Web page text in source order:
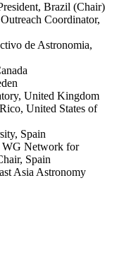
Brazil (Chair)
Coordinator,
de Astronomia,
United Kingdom
United States of
Spain
Network for
Spain
Asia Astronomy